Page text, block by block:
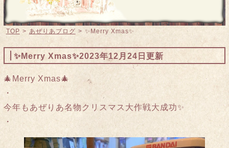
TOP > あぜりあブログ > ✨Merry Xmas✨
✨Merry Xmas✨2023年12月24日更新
🎄Merry Xmas🎄
・
今年もあぜりあ名物クリスマス大作戦大成功✨
・